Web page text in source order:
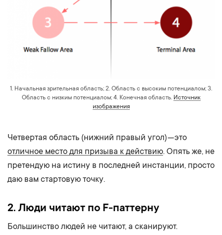
1. Начальная зрительная область; 2. Область с высоким потенциалом; 3.
Область с низким потенциалом; 4. Конечная область. Источник
изображения
Четвертая область (нижний правый угол) — это
отличное место для призыва к действию. Опять же, не
претендую на истину в последней инстанции, просто
даю вам стартовую точку.
2. Люди читают по F-паттерну
Большинство людей не читают, а сканируют.